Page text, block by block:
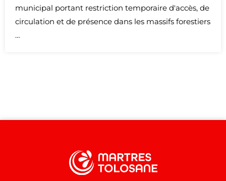
municipal portant restriction temporaire d'accès, de
circulation et de présence dans les massifs forestiers
…